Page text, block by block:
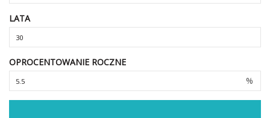
LATA
OPROCENTOWANIE ROCZNE
%